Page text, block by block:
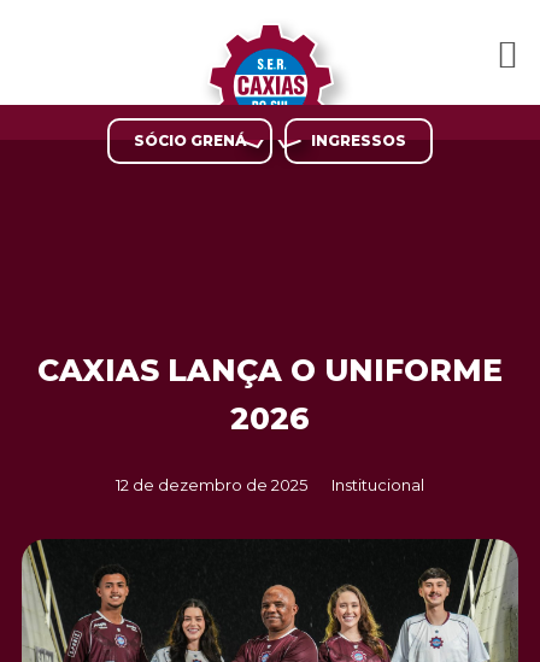
SÓCIO GRENÁ INGRESSOS
CAXIAS LANÇA O UNIFORME
2026
12 de dezembro de 2025 Institucional